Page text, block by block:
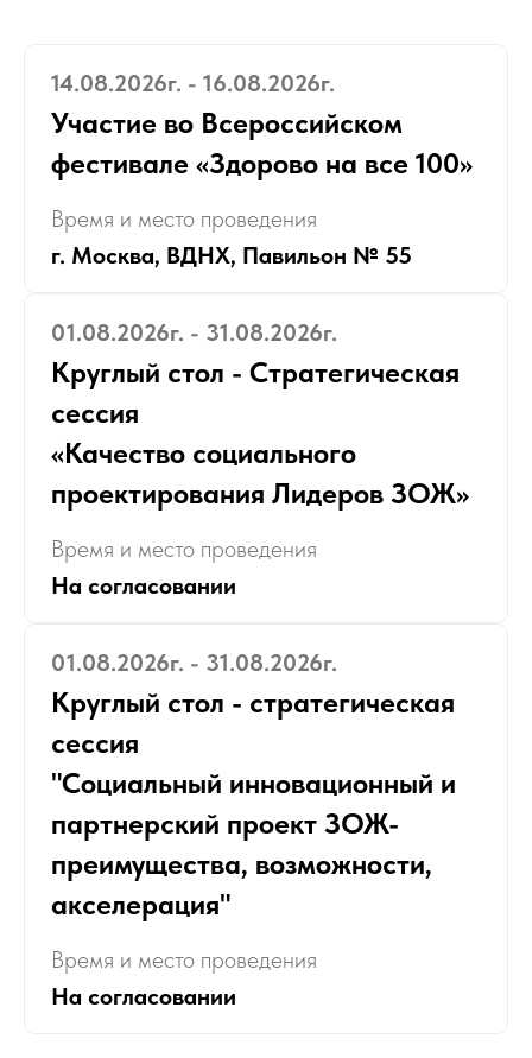
14.08.2026г. - 16.08.2026г.
Участие во Всероссийском
фестивале «Здорово на все 100»
Время и место проведения
г. Москва, ВДНХ, Павильон № 55
01.08.2026г. - 31.08.2026г.
Круглый стол - Стратегическая
сессия
«Качество социального
проектирования Лидеров ЗОЖ»
Время и место проведения
На согласовании
01.08.2026г. - 31.08.2026г.
Круглый стол - стратегическая
сессия
"Социальный инновационный и
партнерский проект ЗОЖ-
преимущества, возможности,
акселерация"
Время и место проведения
На согласовании